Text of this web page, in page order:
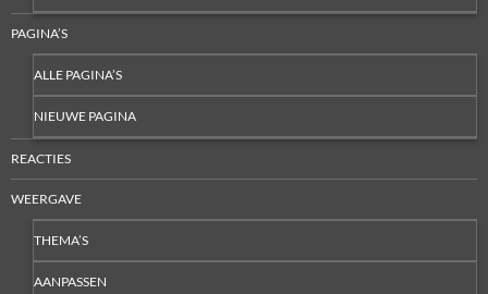
PAGINA’S
ALLE PAGINA’S
NIEUWE PAGINA
REACTIES
WEERGAVE
THEMA’S
AANPASSEN